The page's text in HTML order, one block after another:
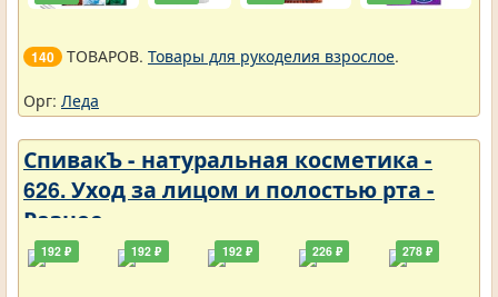
140 ТОВАРОВ. Товары для рукоделия взрослое.
Орг: Леда
СпивакЪ - натуральная косметика -
626. Уход за лицом и полостью рта -
Разное
192 ₽ 192 ₽ 192 ₽ 226 ₽ 278 ₽